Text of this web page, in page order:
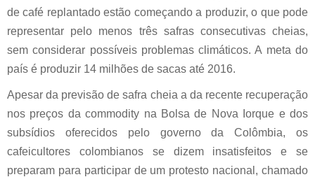
de café replantado estão começando a produzir, o que pode
representar pelo menos três safras consecutivas cheias,
sem considerar possíveis problemas climáticos. A meta do
país é produzir 14 milhões de sacas até 2016.
Apesar da previsão de safra cheia a da recente recuperação
nos preços da commodity na Bolsa de Nova Iorque e dos
subsídios oferecidos pelo governo da Colômbia, os
cafeicultores colombianos se dizem insatisfeitos e se
preparam para participar de um protesto nacional, chamado